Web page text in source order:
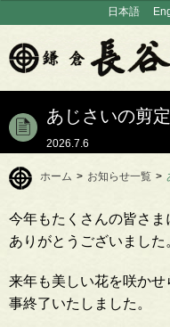
日本語
あじさいの剪
2026.7.6
ホーム > お知らせ一覧 >
今年もたくさんの皆さ
ありがとうございました
来年も美しい花を咲か
事終了いたしました。